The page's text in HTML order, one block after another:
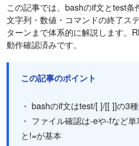
この記事では、bashのif文とtest条
文字列・数値・コマンドの終了ス
ターンまで体系的に解説します。
動作確認済みです。
この記事のポイント
・ bashのif文はtest/[ ]/[[ ]]の3
・ ファイル確認は-eや-fなど
と!=が基本